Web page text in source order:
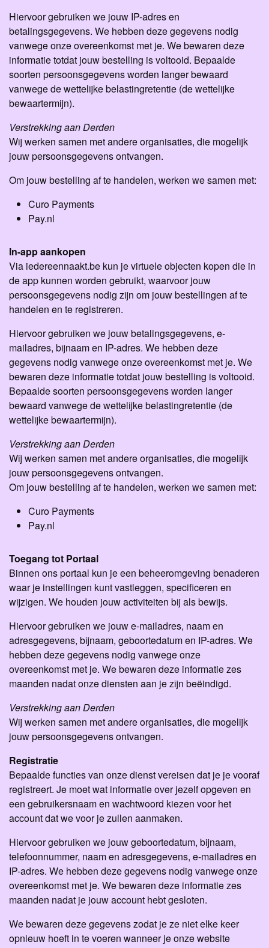
Hiervoor gebruiken we jouw IP-adres en
betalingsgegevens. We hebben deze gegevens nodig
vanwege onze overeenkomst met je. We bewaren deze
informatie totdat jouw bestelling is voltooid. Bepaalde
soorten persoonsgegevens worden langer bewaard
vanwege de wettelijke belastingretentie (de wettelijke
bewaartermijn).
Verstrekking aan Derden
Wij werken samen met andere organisaties, die mogelijk
jouw persoonsgegevens ontvangen.
Om jouw bestelling af te handelen, werken we samen met:
Curo Payments
Pay.nl
In-app aankopen
Via iedereennaakt.be kun je virtuele objecten kopen die in
de app kunnen worden gebruikt, waarvoor jouw
persoonsgegevens nodig zijn om jouw bestellingen af te
handelen en te registreren.
Hiervoor gebruiken we jouw betalingsgegevens, e-
mailadres, bijnaam en IP-adres. We hebben deze
gegevens nodig vanwege onze overeenkomst met je. We
bewaren deze informatie totdat jouw bestelling is voltooid.
Bepaalde soorten persoonsgegevens worden langer
bewaard vanwege de wettelijke belastingretentie (de
wettelijke bewaartermijn).
Verstrekking aan Derden
Wij werken samen met andere organisaties, die mogelijk
jouw persoonsgegevens ontvangen.
Om jouw bestelling af te handelen, werken we samen met:
Curo Payments
Pay.nl
Toegang tot Portaal
Binnen ons portaal kun je een beheeromgeving benaderen
waar je instellingen kunt vastleggen, specificeren en
wijzigen. We houden jouw activiteiten bij als bewijs.
Hiervoor gebruiken we jouw e-mailadres, naam en
adresgegevens, bijnaam, geboortedatum en IP-adres. We
hebben deze gegevens nodig vanwege onze
overeenkomst met je. We bewaren deze informatie zes
maanden nadat onze diensten aan je zijn beëindigd.
Verstrekking aan Derden
Wij werken samen met andere organisaties, die mogelijk
jouw persoonsgegevens ontvangen.
Registratie
Bepaalde functies van onze dienst vereisen dat je je vooraf
registreert. Je moet wat informatie over jezelf opgeven en
een gebruikersnaam en wachtwoord kiezen voor het
account dat we voor je zullen aanmaken.
Hiervoor gebruiken we jouw geboortedatum, bijnaam,
telefoonnummer, naam en adresgegevens, e-mailadres en
IP-adres. We hebben deze gegevens nodig vanwege onze
overeenkomst met je. We bewaren deze informatie zes
maanden nadat je jouw account hebt gesloten.
We bewaren deze gegevens zodat je ze niet elke keer
opnieuw hoeft in te voeren wanneer je onze website